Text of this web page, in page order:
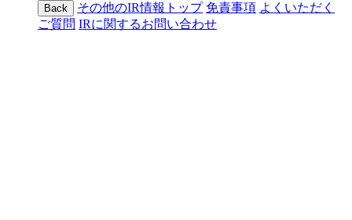
Back その他のIR情報トップ 免責事項 よくいただく
ご質問 IRに関するお問い合わせ